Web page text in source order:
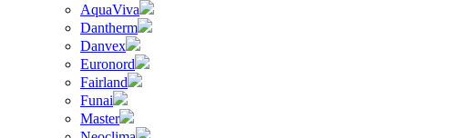
AquaViva
Dantherm
Danvex
Euronord
Fairland
Funai
Master